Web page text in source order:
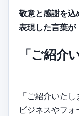
敬意と感謝を込
表現した言葉が
「ご紹介
「ご紹介いた
ビジネスやフォ